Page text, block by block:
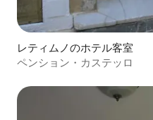
レティムノのホテル客室
ペンション・カステッロ